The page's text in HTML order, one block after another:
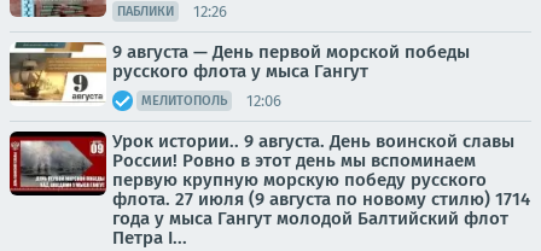
ПАБЛИКИ 12:26
9 августа — День первой морской победы
русского флота у мыса Гангут
МЕЛИТОПОЛЬ 12:06
Урок истории.. 9 августа. День воинской славы
России! Ровно в этот день мы вспоминаем
первую крупную морскую победу русского
флота. 27 июля (9 августа по новому стилю) 1714
года у мыса Гангут молодой Балтийский флот
Петра I...